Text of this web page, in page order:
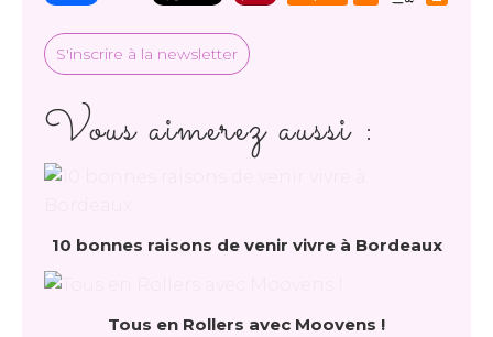
S'inscrire à la newsletter
Vous aimerez aussi :
10 bonnes raisons de venir vivre à Bordeaux
Tous en Rollers avec Moovens !